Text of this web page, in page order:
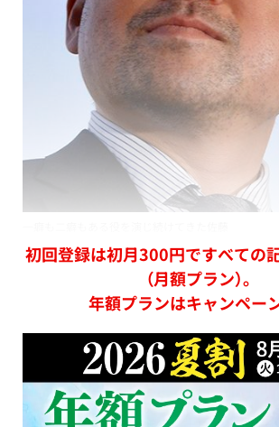
初回登録は初月300円ですべての
（月額プラン）。
年額プランはキャンペー